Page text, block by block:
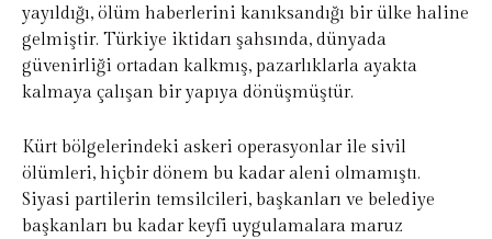
yayıldığı, ölüm haberlerini kanıksandığı bir ülke haline
gelmiştir. Türkiye iktidarı şahsında, dünyada
güvenirliği ortadan kalkmış, pazarlıklarla ayakta
kalmaya çalışan bir yapıya dönüşmüştür.
Kürt bölgelerindeki askeri operasyonlar ile sivil
ölümleri, hiçbir dönem bu kadar aleni olmamıştı.
Siyasi partilerin temsilcileri, başkanları ve belediye
başkanları bu kadar keyfi uygulamalara maruz